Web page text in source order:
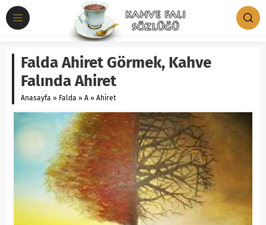
Falda Ahiret Görmek, Kahve
Falında Ahiret
Anasayfa » Falda » A » Ahiret